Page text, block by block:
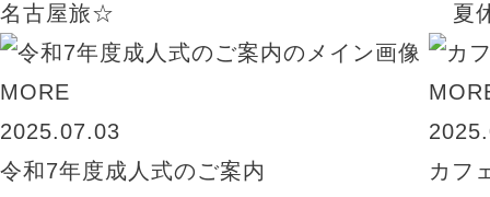
名古屋旅☆
夏
MORE
2025.07.03
令和7年度成人式のご案内
カフ